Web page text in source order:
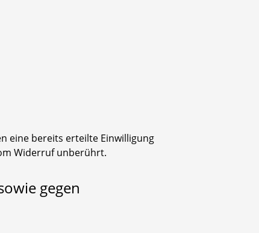
eine bereits erteilte Einwilligung
Widerruf unberührt.
gegen